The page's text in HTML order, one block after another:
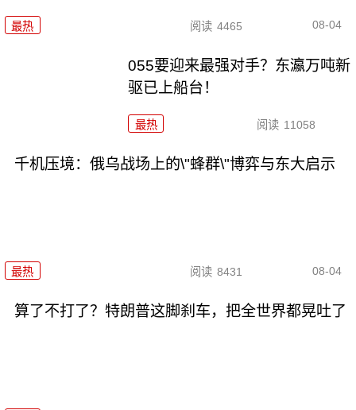
最热 阅读 4465 08-04
055要迎来最强对手？东瀛万吨新
驱已上船台！
最热 阅读 11058
千机压境：俄乌战场上的\"蜂群\"博弈与东大启示
最热 阅读 8431 08-04
算了不打了？特朗普这脚刹车，把全世界都晃吐了